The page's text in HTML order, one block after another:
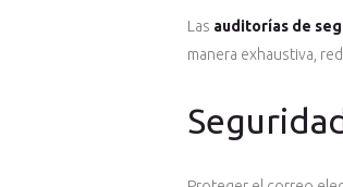
Las auditorías de
manera exhaustiva,